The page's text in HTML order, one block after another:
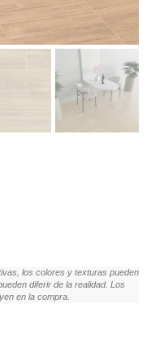
los colores y texturas pueden
diferir de la realidad. Los
en la compra.